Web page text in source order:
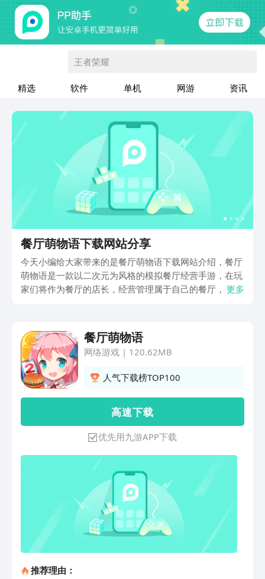
王者荣耀
精选 软件 单机 网游 资讯
餐厅萌物语下载网站分享
今天小编给大家带来的是餐厅萌物语下载网站介绍，餐厅
萌物语是一款以二次元为风格的模拟餐厅经营手游，在玩
家们将作为餐厅的店长，经营管理属于自己的餐厅，包括
随着小编一起来看看吧！
更多
餐厅萌物语
网络游戏| 120.62MB
人气下载榜TOP100
高 速 下 载
优先用九游APP下载
推荐理由：